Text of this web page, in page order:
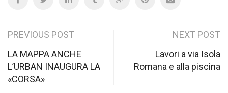
Post
navigation
PREVIOUS POST
LA MAPPA ANCHE
L’URBAN INAUGURA LA
«CORSA»
NEXT POST
Lavori a via Isola
Romana e alla piscina